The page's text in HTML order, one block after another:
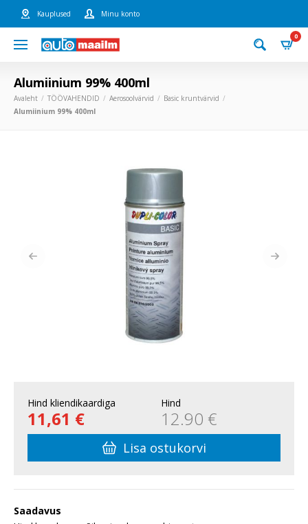
Kauplused Minu konto
0
Alumiinium 99% 400ml
Avaleht TÖÖVAHENDID Aerosoolvärvid
Basic kruntvärvid
Alumiinium 99% 400ml
Hind kliendikaardiga
11,61 €
Hind
12.90 €
Lisa ostukorvi
Saadavus